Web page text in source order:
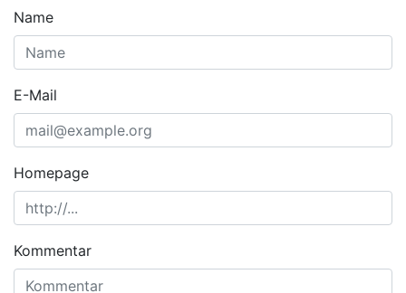
Name
E-Mail
Homepage
Kommentar